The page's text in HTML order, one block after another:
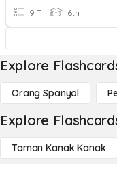
9 T 6th
Explore
Orang Spanyol
Explore
Taman Kanak Kanak